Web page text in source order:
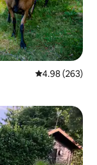
レビュー263
4.98 (263)